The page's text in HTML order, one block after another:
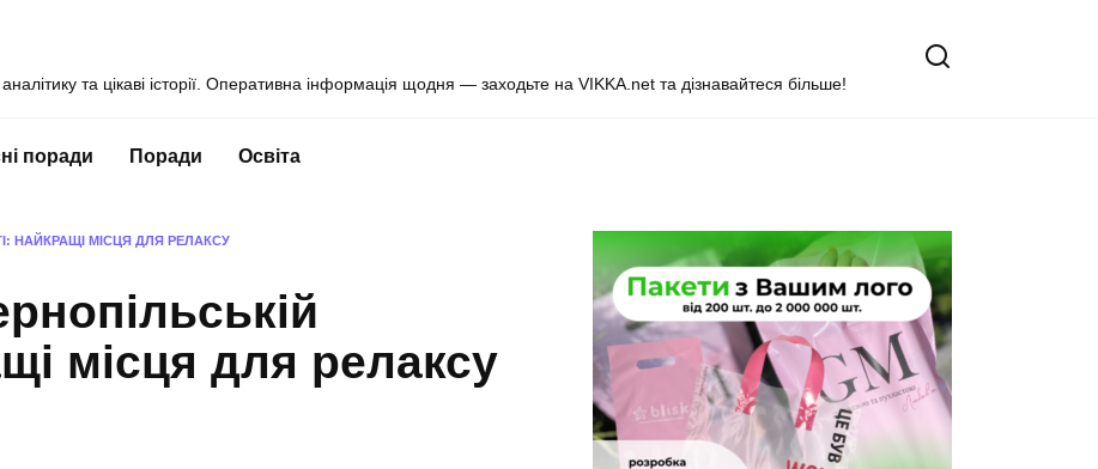
та цікаві історії. Оперативна інформація щодня — заходьте на VIKKA.net та дізнавайтеся більше!
поради Поради Освіта
НАЙКРАЩІ МІСЦЯ ДЛЯ РЕЛАКСУ
місця для релаксу